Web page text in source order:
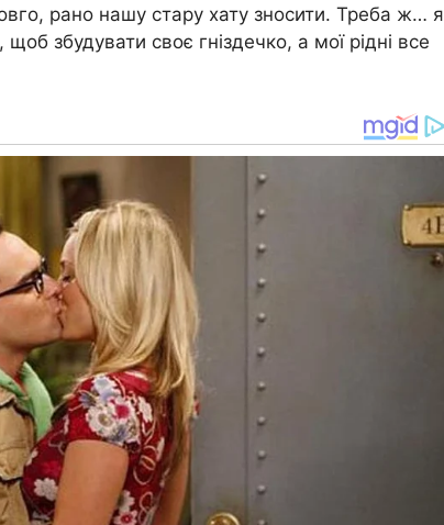
рано нашу стару хату зносити. Треба ж… я
збудувати своє гніздечко, а мої рідні все